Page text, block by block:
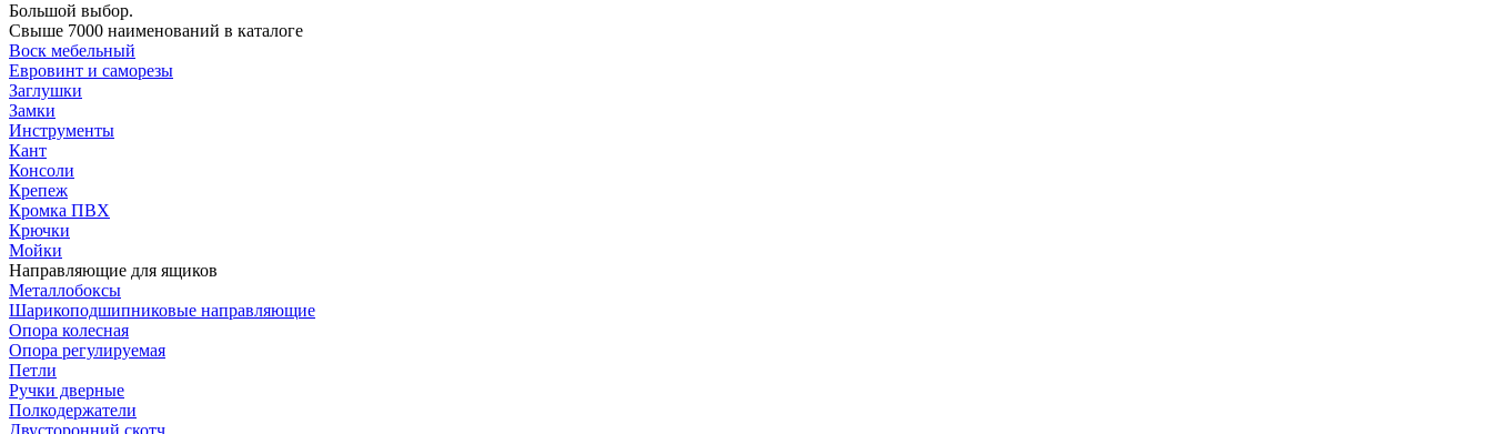
Большой выбор.
Свыше 7000 наименований в каталоге
Воск мебельный
Евровинт и саморезы
Заглушки
Замки
Инструменты
Кант
Консоли
Крепеж
Кромка ПВХ
Крючки
Мойки
Направляющие для ящиков
Металлобоксы
Шарикоподшипниковые направляющие
Опора колесная
Опора регулируемая
Петли
Ручки дверные
Полкодержатели
Двусторонний скотч